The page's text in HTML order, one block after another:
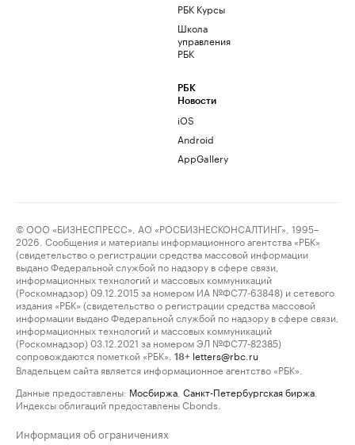
РБК Курсы
Школа
управления
РБК
РБК
Новости
iOS
Android
AppGallery
© ООО «БИЗНЕСПРЕСС», АО «РОСБИЗНЕСКОНСАЛТИНГ», 1995–
2026. Сообщения и материалы информационного агентства «РБК»
(свидетельство о регистрации средства массовой информации
выдано Федеральной службой по надзору в сфере связи,
информационных технологий и массовых коммуникаций
(Роскомнадзор) 09.12.2015 за номером ИА №ФС77-63848) и сетевого
издания «РБК» (свидетельство о регистрации средства массовой
информации выдано Федеральной службой по надзору в сфере связи,
информационных технологий и массовых коммуникаций
(Роскомнадзор) 03.12.2021 за номером ЭЛ №ФС77-82385)
сопровождаются пометкой «РБК».
18+ letters@rbc.ru
Владельцем сайта является информационное агентство «РБК».
Данные предоставлены: Мосбиржа Санкт-Петербургская биржа
Индексы облигаций предоставлены Cbonds.
Информация об ограничениях